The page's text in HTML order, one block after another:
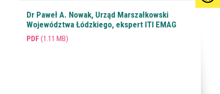
Dr Paweł A. Nowak, Urząd Marszałkowski
Województwa Łódzkiego, ekspert ITI EMAG
PDF (1.11 MB)